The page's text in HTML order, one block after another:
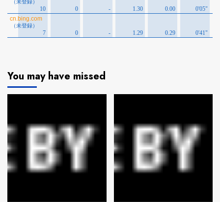
You may have missed